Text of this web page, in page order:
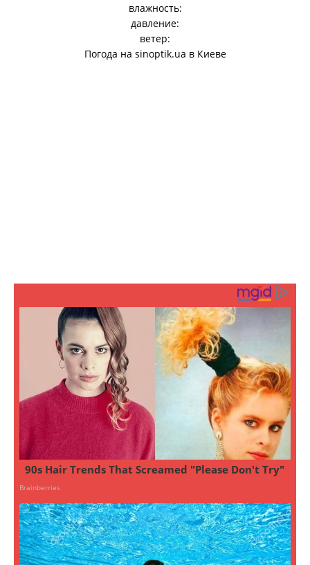
влажность:
давление:
ветер:
Погода на sinoptik.ua в Киеве